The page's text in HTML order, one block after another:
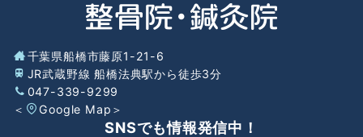
千葉県船橋市藤原1-21-6
JR武蔵野線 船橋法典駅から徒歩3分
047-339-9299
＜
Google Map ＞
SNSでも情報発信中！